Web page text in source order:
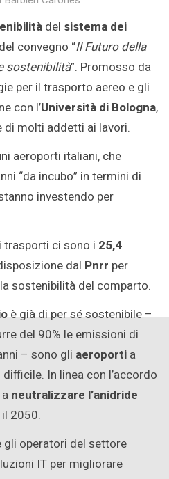
del sistema dei
convegno “Il Futuro della
sostenibilità”. Promosso da
per il trasporto aereo e gli
con l’Università di Bologna,
di molti addetti ai lavori.
aeroporti italiani, che
“da incubo” in termini di
investendo per
trasporti ci sono i 25,4
dal Pnrr per
sostenibilità del comparto.
è già di per sé sostenibile –
del 90% le emissioni di
– sono gli aeroporti a
In linea con l’accordo
neutralizzare l’anidride
2050.
gli operatori del settore
IT per migliorare